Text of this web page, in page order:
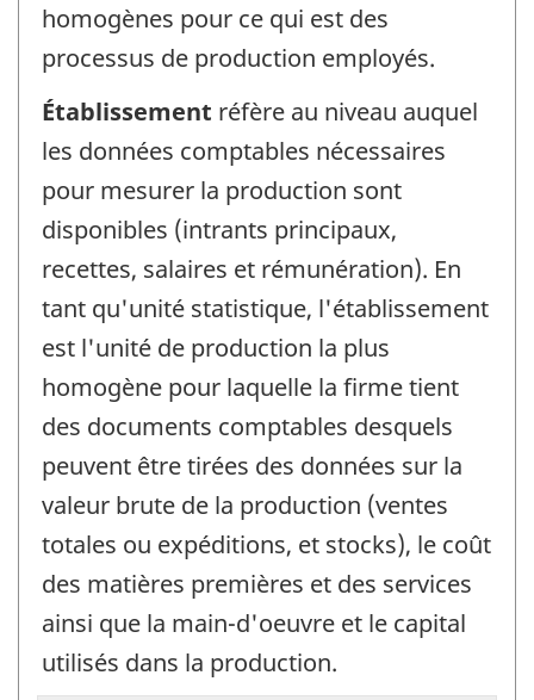
homogènes pour ce qui est des
processus de production employés.
Établissement réfère au niveau auquel
les données comptables nécessaires
pour mesurer la production sont
disponibles (intrants principaux,
recettes, salaires et rémunération). En
tant qu'unité statistique, l'établissement
est l'unité de production la plus
homogène pour laquelle la firme tient
des documents comptables desquels
peuvent être tirées des données sur la
valeur brute de la production (ventes
totales ou expéditions, et stocks), le coût
des matières premières et des services
ainsi que la main-d'oeuvre et le capital
utilisés dans la production.